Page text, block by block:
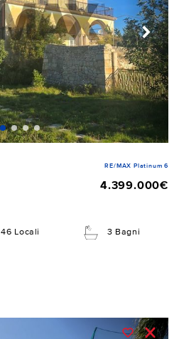
RE/MAX Platinum 6
4.399.000€
46 Locali 3 Bagni